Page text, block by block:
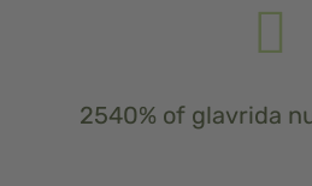
2540% of glavrida